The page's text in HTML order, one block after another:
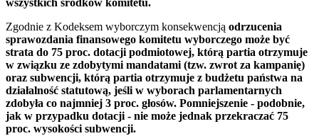
wszystkich środków komitetu.
Zgodnie z Kodeksem wyborczym konsekwencją odrzucenia
sprawozdania finansowego komitetu wyborczego może być
strata do 75 proc. dotacji podmiotowej, którą partia otrzymuje
w związku ze zdobytymi mandatami (tzw. zwrot za kampanię)
oraz subwencji, którą partia otrzymuje z budżetu państwa na
działalność statutową, jeśli w wyborach parlamentarnych
zdobyła co najmniej 3 proc. głosów. Pomniejszenie - podobnie,
jak w przypadku dotacji - nie może jednak przekraczać 75
proc. wysokości subwencji.